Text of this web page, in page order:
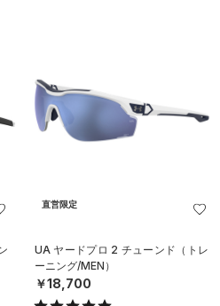
直営限定
UA ヤードプロ 2 チューンド（トレ
ーニング/MEN）
￥18,700